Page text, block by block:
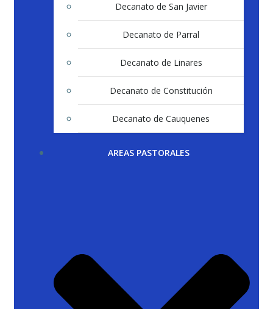
Decanato de San Javier
Decanato de Parral
Decanato de Linares
Decanato de Constitución
Decanato de Cauquenes
AREAS PASTORALES